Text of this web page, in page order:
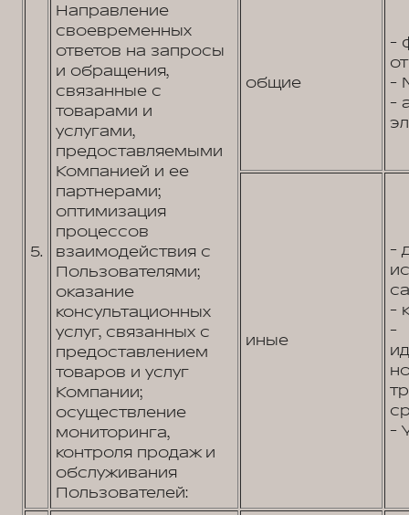
5.
Направление
своевременных
ответов на запросы
и обращения,
связанные с
товарами и
услугами,
предоставляемыми
Компанией и ее
партнерами;
оптимизация
процессов
взаимодействия с
Пользователями;
оказание
консультационных
услуг, связанных с
предоставлением
товаров и услуг
Компании;
осуществление
мониторинга,
контроля продаж и
обслуживания
Пользователей:
общие
-
-
-
иные
-
-
-
-